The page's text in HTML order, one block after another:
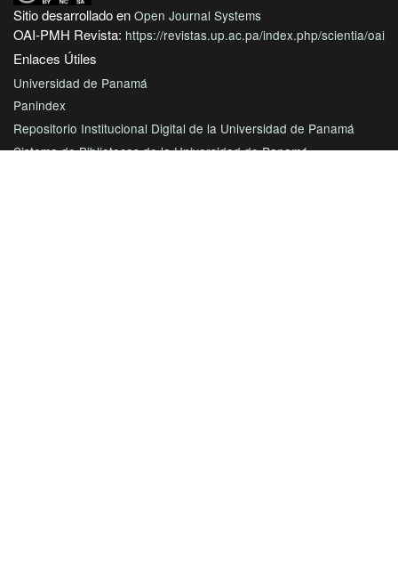
Sitio desarrollado en Open Journal Systems
OAI-PMH Revista: https://revistas.up.ac.pa/index.php/scientia/oai
Enlaces Útiles
Universidad de Panamá
Panindex
Repositorio Institucional Digital de la Universidad de Panamá
Sistema de Bibliotecas de la Universidad de Panamá